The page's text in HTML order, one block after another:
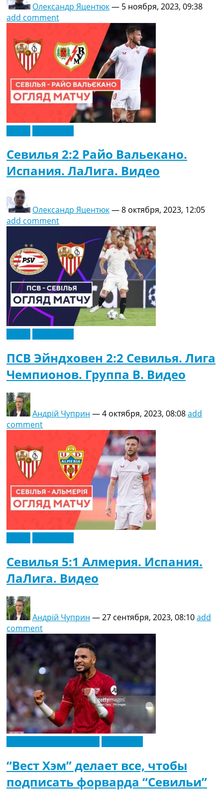
Олександр Яцентюк— 5 ноября, 2023, 09:38
add comment
Севилья 2:2 Райо Вальекано.
Испания. ЛаЛига. Видео
Олександр Яцентюк—8 октября, 2023, 12:05
add comment
ПСВ Эйндховен 2:2 Севилья. Лига
Чемпионов. Группа B. Видео
Андрій Чуприн —4 октября, 2023, 08:08add
comment
Севилья 5:1 Алмерия. Испания.
ЛаЛига. Видео
Андрій Чуприн —27 сентября, 2023, 08:10add
comment
“Вест Хэм” делает все, чтобы
подписать форварда “Севильи”